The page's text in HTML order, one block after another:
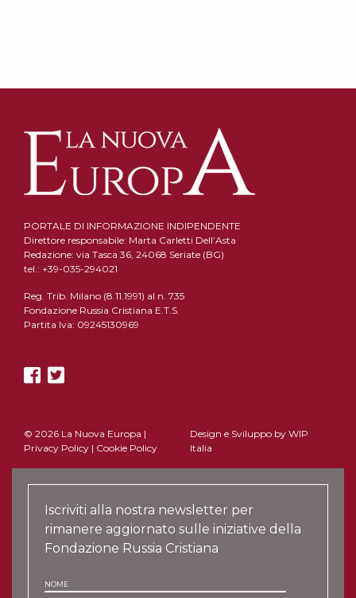
PORTALE DI INFORMAZIONE INDIPENDENTE
Direttore responsabile: Marta Carletti Dell’Asta
Redazione: via Tasca 36, 24068 Seriate (BG)
tel.: +39-035-294021
Reg. Trib. Milano (8.11.1991) al n. 735
Fondazione Russia Cristiana E.T.S.
Partita Iva: 09245130969
© 2026 La Nuova Europa |
Privacy Policy | Cookie Policy
Design e Sviluppo by WIP
Italia
Iscriviti alla nostra newsletter per
rimanere aggiornato sulle iniziative della
Fondazione Russia Cristiana
NOME